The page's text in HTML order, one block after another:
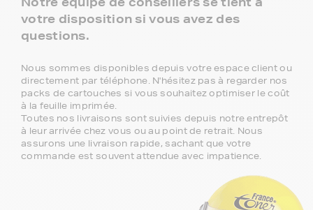
votre disposition si vous avez des
questions.
Nous sommes disponibles depuis votre espace client ou
directement par téléphone. N'hésitez pas à regarder nos
packs de cartouches si vous souhaitez optimiser le coût
à la feuille imprimée.
Toutes nos livraisons sont suivies depuis notre entrepôt
à leur arrivée chez vous ou au point de retrait. Nous
assurons une livraison rapide, sachant que votre
commande est souvent attendue avec impatience.